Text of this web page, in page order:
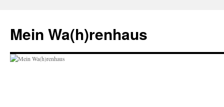
springen
Mein Wa(h)renhaus